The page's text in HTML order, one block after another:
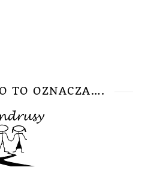
TO OZNACZA….